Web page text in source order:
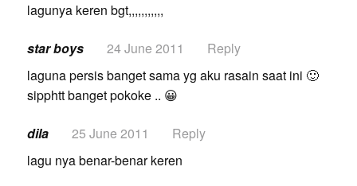
lagunya keren bgt,,,,,,,,,,,
star boys 24 June 2011
Reply
laguna persis banget sama yg aku rasain saat ini 🙂
sipphtt banget pokoke .. 😀
dila 25 June 2011
Reply
lagu nya benar-benar keren